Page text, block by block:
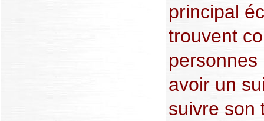
principal
trouvent
avoir un
suivre son